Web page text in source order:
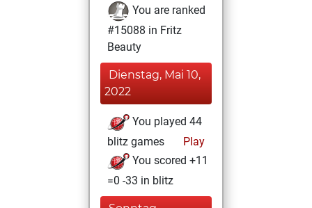
You are ranked
#15088 in Fritz
Beauty
Dienstag, Mai 10,
2022
You played 44
blitz games
Play
You scored +11
=0 -33 in blitz